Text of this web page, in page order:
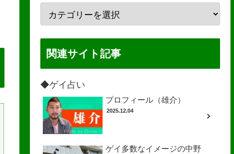
関連サイト記事
◆ゲイ占い
プロフィール（雄介）
2025.12.04
ゲイ多数なイメージの中野